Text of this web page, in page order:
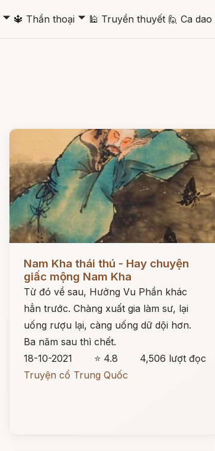
🞃 🔱 Thần thoại 🞃 🕌 Truyền thuyết 🙋 Ca
Nam Kha thái thú - Hay chuyện
giấc mộng Nam Kha
Từ đó về sau, Hưởng Vu Phần khác
hẳn trước. Chàng xuất gia làm sư, lại
uống rượu lại, càng uống dữ dội hơn.
Ba năm sau thì chết.
18-10-2021
⭐ 4.8
4,506 lượt đọc
Truyện cổ Trung Quốc